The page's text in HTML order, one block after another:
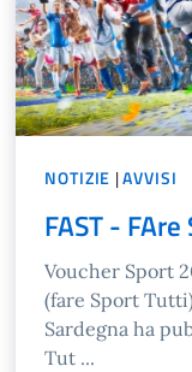
NOTIZIE |AVVISI
FAST -
Voucher Sport
(fare Sport
Sardegna ha
Tut ...